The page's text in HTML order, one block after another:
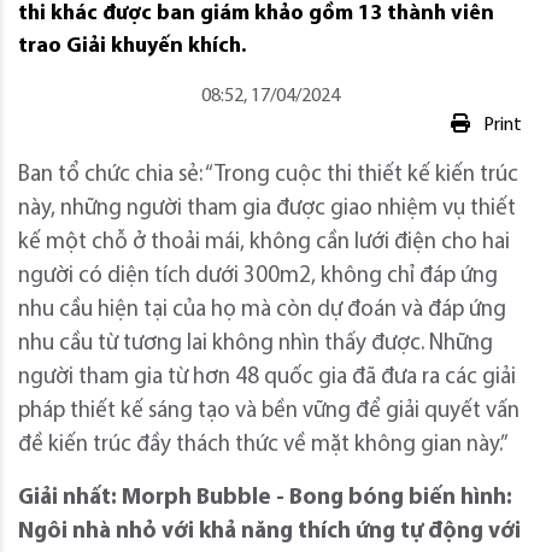
thi khác được ban giám khảo gồm 13 thành viên
trao Giải khuyến khích.
08:52, 17/04/2024
Print
Ban tổ chức chia sẻ: “Trong cuộc thi thiết kế kiến ​​trúc
này, những người tham gia được giao nhiệm vụ thiết
kế một chỗ ở thoải mái, không cần lưới điện cho hai
người có diện tích dưới 300m2, không chỉ đáp ứng
nhu cầu hiện tại của họ mà còn dự đoán và đáp ứng
nhu cầu từ tương lai không nhìn thấy được. Những
người tham gia từ hơn 48 quốc gia đã đưa ra các giải
pháp thiết kế sáng tạo và bền vững để giải quyết vấn
đề kiến ​​trúc đầy thách thức về mặt không gian này.”
Giải nhất: Morph Bubble - Bong bóng biến hình:
Ngôi nhà nhỏ với khả năng thích ứng tự động với